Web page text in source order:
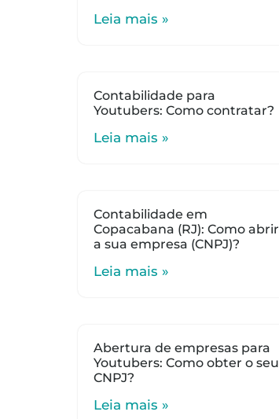
Leia mais »
Contabilidade para
Youtubers: Como contratar?
Leia mais »
Contabilidade em
Copacabana (RJ): Como abrir
a sua empresa (CNPJ)?
Leia mais »
Abertura de empresas para
Youtubers: Como obter o seu
CNPJ?
Leia mais »